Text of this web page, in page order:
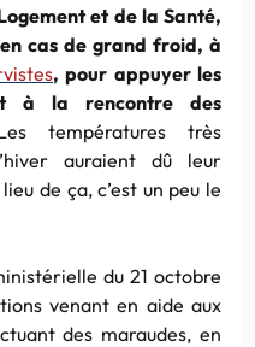
et de la Santé,
cas de grand froid, à
, pour appuyer les
à la rencontre des
températures très
auraient dû leur
de ça, c’est un peu le
du 21 octobre
venant en aide aux
des maraudes, en